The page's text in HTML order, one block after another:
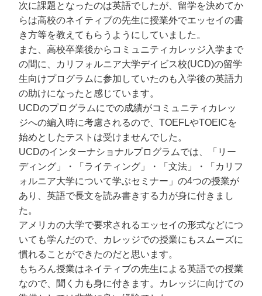
次に課題となったのは英語でしたが、留学を決めてか
らは高校のネイティブの先生に授業外でエッセイの書
き方等を教えてもらうようにしていました。
また、高校卒業後からコミュニティカレッジ入学まで
の間に、カリフォルニア大学デイビス校(UCD)の留学
生向けプログラムに参加していたのも入学後の英語力
の助けになったと感じています。
UCDのプログラムにでの成績がコミュニティカレッ
ジへの編入時に考慮されるので、TOEFLやTOEICを
始めとしたテストは受けませんでした。
UCDのインターナショナルプログラムでは、「リー
ディング」・「ライティング」・「文法」・「カリフ
ォルニア大学について学ぶセミナー」の4つの授業が
あり、英語で長文を読み書きする力が身に付きまし
た。
アメリカの大学で要求されるエッセイの形式などにつ
いても学んだので、カレッジでの授業にもスムーズに
慣れることができたのだと思います。
もちろん授業はネイティブの先生による英語での授業
なので、聞く力も身に付きます。カレッジに向けての